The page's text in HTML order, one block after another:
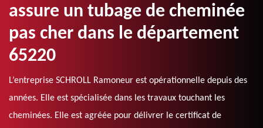
assure un tubage de cheminée
pas cher dans le département
65220
L’entreprise SCHROLL Ramoneur est opérationnelle depuis des
années. Elle est spécialisée dans les travaux touchant les
cheminées. Elle est agréée pour délivrer le certificat de